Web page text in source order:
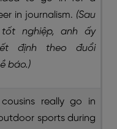
in journalism. (Sau
nghiệp, anh ấy
định theo đuổi
báo.)
really go in
sports during